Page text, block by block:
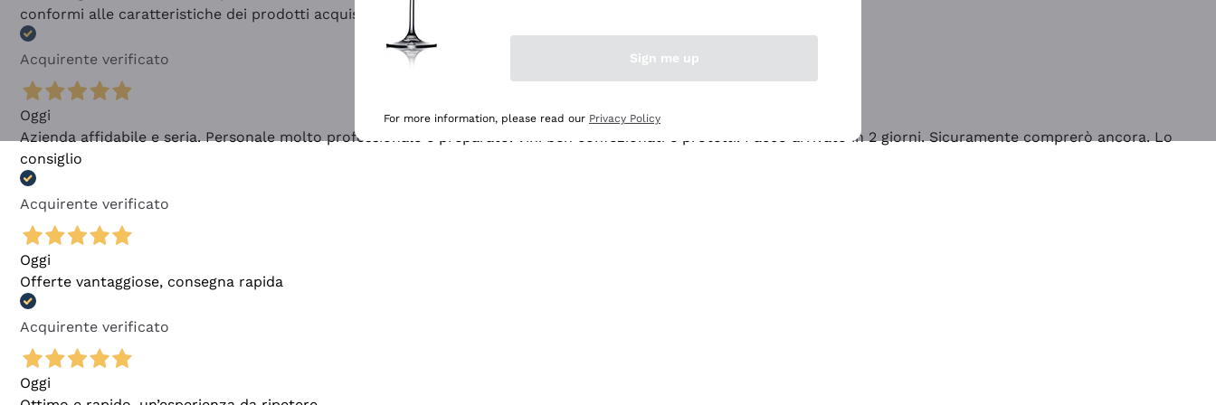
conformi alle caratteristiche dei prodotti acquistati
Acquirente verificato
Oggi
Azienda affidabile e seria. Personale molto professionale e preparato. Vini ben confezionati e protetti. Pacco arrivato in 2 giorni. Sicuramente comprerò ancora. Lo
consiglio
Acquirente verificato
Oggi
Offerte vantaggiose, consegna rapida
Acquirente verificato
Oggi
Sign me up
For more information, please read our Privacy Policy